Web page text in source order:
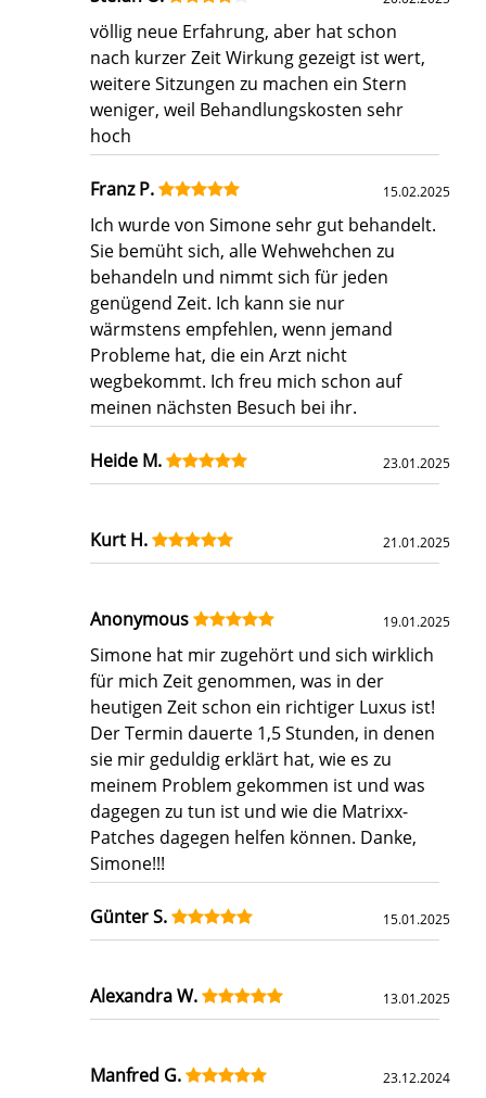
völlig neue Erfahrung, aber hat schon
nach kurzer Zeit Wirkung gezeigt ist wert,
weitere Sitzungen zu machen ein Stern
weniger, weil Behandlungskosten sehr
hoch
Franz P. 15.02.2025
Ich wurde von Simone sehr gut behandelt.
Sie bemüht sich, alle Wehwehchen zu
behandeln und nimmt sich für jeden
genügend Zeit. Ich kann sie nur
wärmstens empfehlen, wenn jemand
Probleme hat, die ein Arzt nicht
wegbekommt. Ich freu mich schon auf
meinen nächsten Besuch bei ihr.
Heide M. 23.01.2025
Kurt H. 21.01.2025
Anonymous 19.01.2025
Simone hat mir zugehört und sich wirklich
für mich Zeit genommen, was in der
heutigen Zeit schon ein richtiger Luxus ist!
Der Termin dauerte 1,5 Stunden, in denen
sie mir geduldig erklärt hat, wie es zu
meinem Problem gekommen ist und was
dagegen zu tun ist und wie die Matrixx-
Patches dagegen helfen können. Danke,
Simone!!!
Günter S. 15.01.2025
Alexandra W. 13.01.2025
Manfred G. 23.12.2024